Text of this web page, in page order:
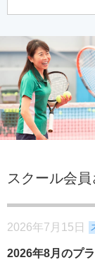
スクール会
2026年7月15日
2026年8月のプ